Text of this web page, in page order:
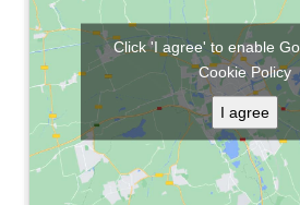
Click 'I agree' to enable
Cookie Policy
I agree